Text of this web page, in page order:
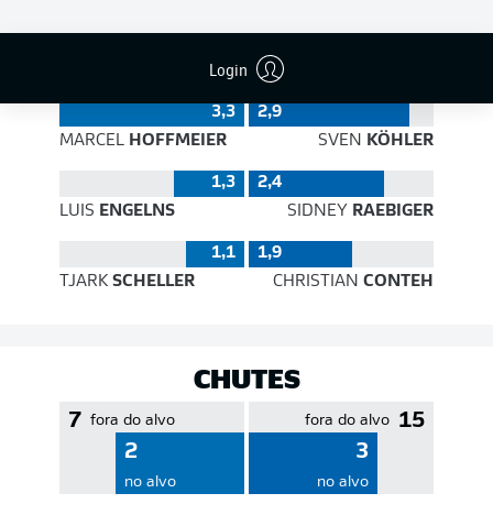
Login
EFICIÊNCIA DE PASSES
3,3
2,9
MARCEL HOFFMEIER SVEN KÖHLER
1,3
2,4
LUIS ENGELNS SIDNEY RAEBIGER
1,1
1,9
TJARK SCHELLER CHRISTIAN CONTEH
CHUTES
7 fora do alvo
2
no alvo
15
fora do alvo
3
no alvo